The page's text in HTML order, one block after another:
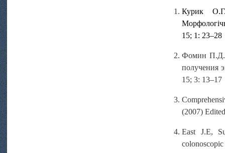
Курик
15; 1: 23–28
Фомин П.Д.,
получения
15; 3: 13–17
(2007)
East J.E,